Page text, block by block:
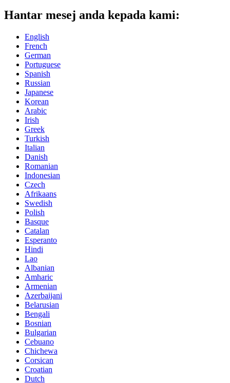
Hantar mesej anda kepada kami:
English
French
German
Portuguese
Spanish
Russian
Japanese
Korean
Arabic
Irish
Greek
Turkish
Italian
Danish
Romanian
Indonesian
Czech
Afrikaans
Swedish
Polish
Basque
Catalan
Esperanto
Hindi
Lao
Albanian
Amharic
Armenian
Azerbaijani
Belarusian
Bengali
Bosnian
Bulgarian
Cebuano
Chichewa
Corsican
Croatian
Dutch